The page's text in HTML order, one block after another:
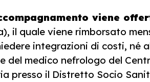
viene
il quale viene rimborsato
integrazioni di costi, né
del medico nefrologo del
presso il Distretto Socio